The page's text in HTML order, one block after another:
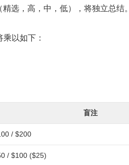
选，高，中，低），将独立总结。
以如下：
盲注
/ $200
/ $100 ($25)